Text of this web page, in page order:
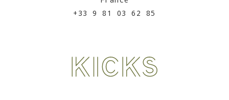
+33 9 81 03 62 85